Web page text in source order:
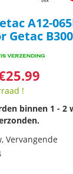
A12-
B300
!
binnen 1 - 2
Vervangende